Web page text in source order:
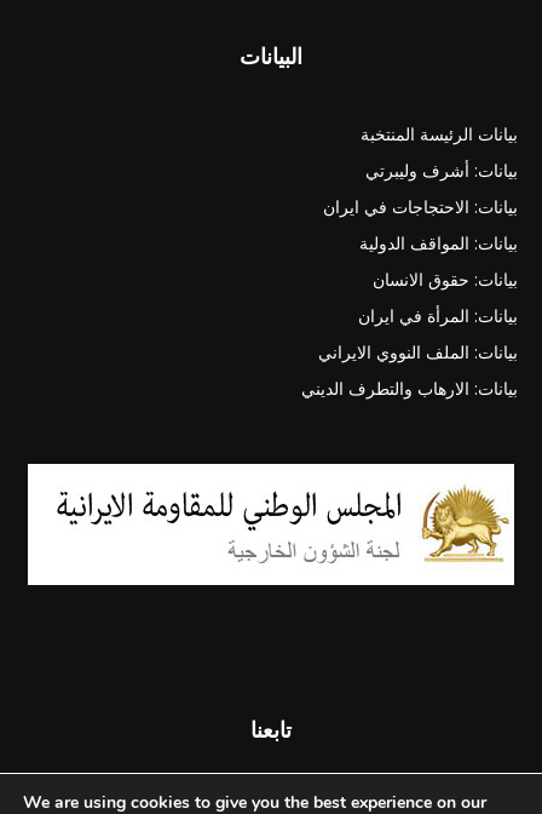
البيانات
بيانات الرئيسة المنتخبة
بيانات: أشرف وليبرتي
بيانات: الاحتجاجات في ايران
بيانات: المواقف الدولية
بيانات: حقوق الانسان
بيانات: المرأة في ايران
بيانات: الملف النووي الايراني
بيانات: الارهاب والتطرف الديني
تابعنا
We are using cookies to give you the best experience on our